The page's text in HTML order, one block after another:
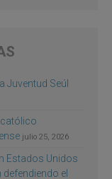
Juventud Seúl
julio 25, 2026
Estados Unidos
el